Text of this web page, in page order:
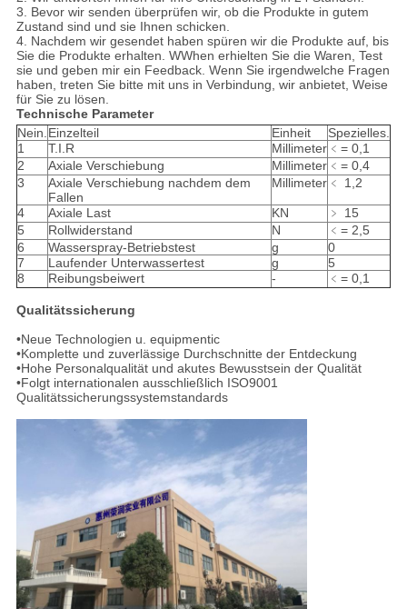
3. Bevor wir senden überprüfen wir, ob die Produkte in gutem
Zustand sind und sie Ihnen schicken.
4. Nachdem wir gesendet haben spüren wir die Produkte auf, bis
Sie die Produkte erhalten. WWhen erhielten Sie die Waren, Test
sie und geben mir ein Feedback. Wenn Sie irgendwelche Fragen
haben, treten Sie bitte mit uns in Verbindung, wir anbietet, Weise
für Sie zu lösen.
Technische Parameter
Nein.Einzelteil Einheit
Spezielles.
1
T.I.R Millimeter ﹤= 0,1
2
Axiale Verschiebung Millimeter ﹤= 0,4
3
Axiale Verschiebung nachdem dem
Fallen
Millimeter ﹤ 1,2
4 Axiale Last KN
﹥ 15
5
Rollwiderstand N
﹤= 2,5
6
Wasserspray-Betriebstest g
0
7
Laufender Unterwassertest g
5
8
Reibungsbeiwert - ﹤= 0,1
Qualitätssicherung
•Neue Technologien u. equipmentic
•Komplette und zuverlässige Durchschnitte der Entdeckung
•Hohe Personalqualität und akutes Bewusstsein der Qualität
•Folgt internationalen ausschließlich ISO9001
Qualitätssicherungssystemstandards